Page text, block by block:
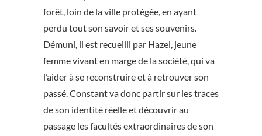
forêt, loin de la ville protégée, en ayant
perdu tout son savoir et ses souvenirs.
Démuni, il est recueilli par Hazel, jeune
femme vivant en marge de la société, qui va
l’aider à se reconstruire et à retrouver son
passé. Constant va donc partir sur les traces
de son identité réelle et découvrir au
passage les facultés extraordinaires de son